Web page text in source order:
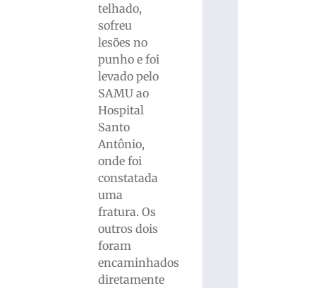
telhado,
sofreu
lesões no
punho e foi
levado pelo
SAMU ao
Hospital
Santo
Antônio,
onde foi
constatada
uma
fratura. Os
outros dois
foram
encaminhados
diretamente